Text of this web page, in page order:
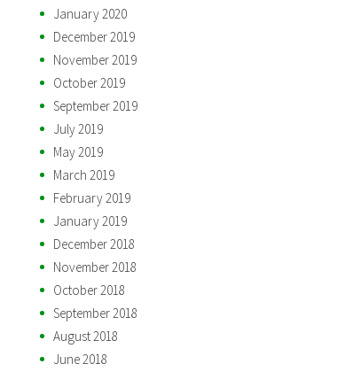
January 2020
December 2019
November 2019
October 2019
September 2019
July 2019
May 2019
March 2019
February 2019
January 2019
December 2018
November 2018
October 2018
September 2018
August 2018
June 2018